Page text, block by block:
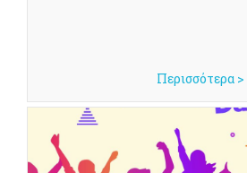
Περισσότερα >